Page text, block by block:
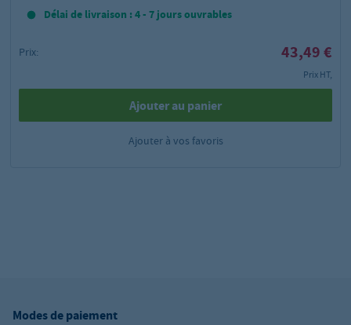
Délai de livraison : 4 - 7 jours ouvrables
Prix: 43,49 €
Prix HT,
Ajouter au panier
Ajouter à vos favoris
Modes de paiement